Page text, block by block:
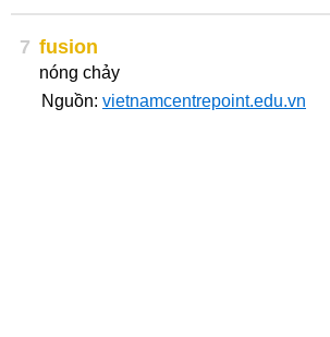
7 fusion
nóng chảy
Nguồn: vietnamcentrepoint.edu.vn